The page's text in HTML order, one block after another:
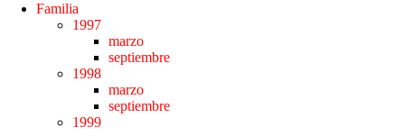
Familia
1997
marzo
septiembre
1998
marzo
septiembre
1999